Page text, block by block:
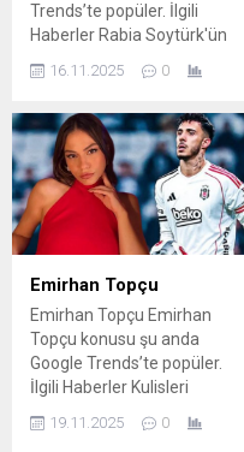
Trends’te popüler. İlgili
Haberler Rabia Soytürk'ün
Rabia Soytürk: Torreira ile
haberleri Rabia Soytürk'ten
Lucas Torreira yanıtı! Lucas
Torreira'nın Rabia Soytürk'le
Aşk Yaşadığını Duyunca
Sinirden Kuduran Devrim
Özkan'dan Olay Hamleler!
HABERLER: Yeni aşk
bombası! Rabia...
16.11.2025 0
Emirhan Topçu
Emirhan Topçu Emirhan
Topçu konusu şu anda
Google Trends’te popüler.
İlgili Haberler Kulisleri
Özdemir ve Emirhan Topçu
19.11.2025 0